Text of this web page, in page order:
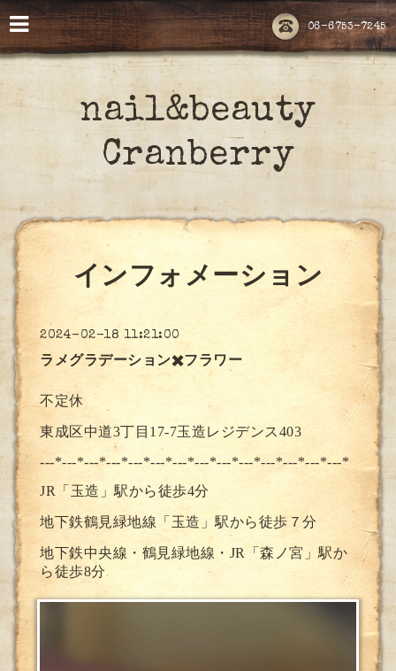
06-6753-7245
nail&beauty
Cranberry
インフォメーション
2024-02-18 11:21:00
ラメグラデーション✖️フラワー
不定休
東成区中道3丁目17-7玉造レジデンス403
---*---*---*---*---*---*---*---*---*---*---*---*---*---*
JR「玉造」駅から徒歩4分
地下鉄鶴見緑地線「玉造」駅から徒歩７分
地下鉄中央線・鶴見緑地線・JR「森ノ宮」駅か
ら徒歩8分